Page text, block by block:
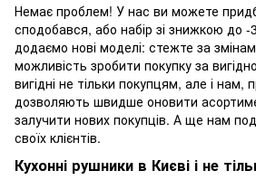
Немає проблем! У нас ви можете
сподобався, або набір зі знижкою до -
додаємо нові моделі: стежте за
можливість зробити покупку за
вигідні не тільки покупцям, але і
дозволяють швидше оновити
залучити нових покупців. А ще нам
своїх клієнтів.
Кухонні рушники в Києві і не